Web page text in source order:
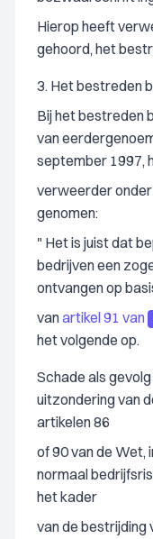
Hierop heeft
gehoord, het
3. Het bestreden
Bij het bestreden
van
september 1997,
verweerder onder
genomen:
" Het is juist dat
bedrijven een
ontvangen op
vanartikel 91 van
het volgende op.
Schade als
uitzondering van
artikelen 86
of 90 van de Wet,
normaal
het kader
van de bestrijding